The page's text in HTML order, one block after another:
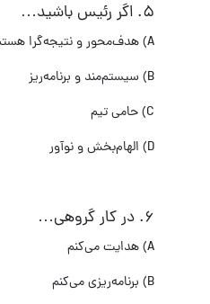
۵. اگر رئیس باشید…
A) هدف‌محور و نتیجه‌گرا
B) سیستم‌مند و برنامه‌ریز
C) حامی تیم
D) الهام‌بخش و نوآور
۶. در کار گروهی…
A) هدایت می‌کنم
B) برنامه‌ریزی می‌کنم